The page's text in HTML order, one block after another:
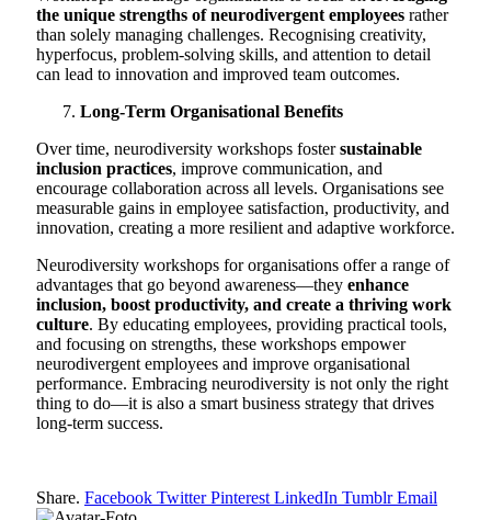
the unique strengths of neurodivergent employees rather
than solely managing challenges. Recognising creativity,
hyperfocus, problem-solving skills, and attention to detail
can lead to innovation and improved team outcomes.
Long-Term Organisational Benefits
Over time, neurodiversity workshops fostersustainable
inclusion practices, improve communication, and
encourage collaboration across all levels. Organisations see
measurable gains in employee satisfaction, productivity, and
innovation, creating a more resilient and adaptive workforce.
Neurodiversity workshops for organisations offer a range of
advantages that go beyond awareness—they enhance
inclusion, boost productivity, and create a thriving work
culture. By educating employees, providing practical tools,
and focusing on strengths, these workshops empower
neurodivergent employees and improve organisational
performance. Embracing neurodiversity is not only the right
thing to do—it is also a smart business strategy that drives
long-term success.
Share. Facebook Twitter Pinterest LinkedIn Tumblr Email